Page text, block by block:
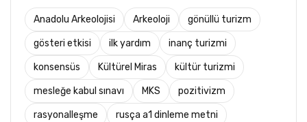
Anadolu Arkeolojisi Arkeoloji gönüllü turizm
gösteri etkisi ilk yardım inanç turizmi
konsensüs Kültürel Miras kültür turizmi
mesleğe kabul sınavı MKS pozitivizm
rasyonalleşme rusça a1 dinleme metni